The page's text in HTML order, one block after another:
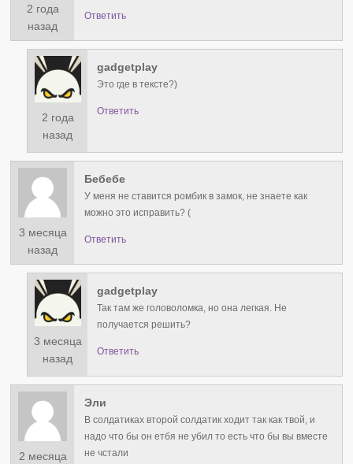
2 года
назад
Ответить
2 года
назад
gadgetplay
Это где в тексте?)
Ответить
3 месяца
назад
Бебебе
У меня не ставится ромбик в замок, не знаете как
можно это исправить? (
Ответить
3 месяца
назад
gadgetplay
Так там же головоломка, но она легкая. Не
получается решить?
Ответить
2 месяца
Эли
В солдатиках второй солдатик ходит так как твой, и
надо что бы он етбя не убил то есть что бы вы вместе
не чстали